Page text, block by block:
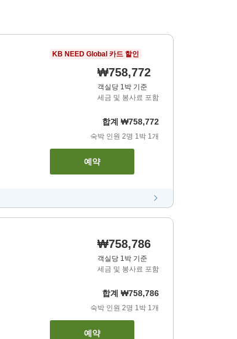
KB NEED Global 카드 할인
₩758,772
객실당 1박 기준
세금 및 봉사료 포함
합계 ₩758,772
숙박 인원 2명 1박 1개
예약
₩758,786
객실당 1박 기준
세금 및 봉사료 포함
합계 ₩758,786
숙박 인원 2명 1박 1개
예약